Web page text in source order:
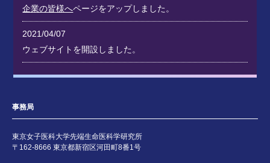
企業の皆様へページをアップしました。
2021/04/07
ウェブサイトを開設しました。
事務局
東京女子医科大学先端生命医科学研究所
〒162-8666 東京都新宿区河田町8番1号